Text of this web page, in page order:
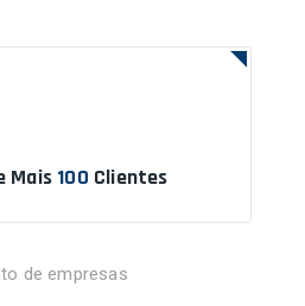
Mais 100 Clientes
de empresas